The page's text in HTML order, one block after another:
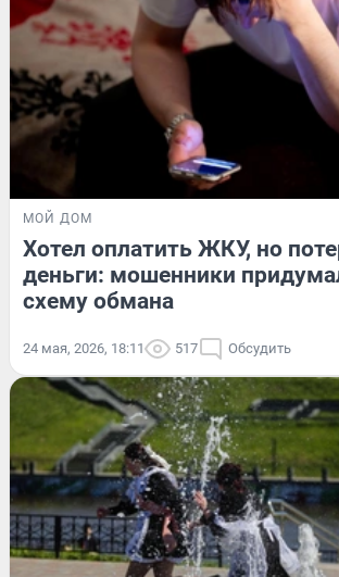
МОЙ ДОМ
Хотел оплатить ЖКУ, но
деньги: мошенники
схему обмана
24 мая, 2026, 18:11 517 Обсудить